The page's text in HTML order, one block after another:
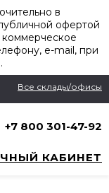
в
офертой
коммерческое
e-mail, при
Все склады/офисы
+7 800 301-47-92
КАБИНЕТ